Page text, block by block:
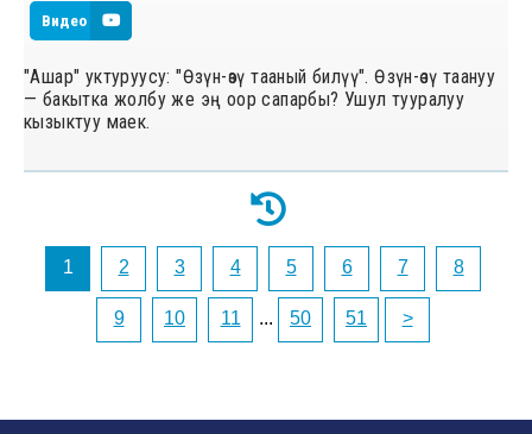
Видео
"Ашар" уктуруусу: "Өзүн-өзү тааный билүү". Өзүн-өзү таануу
— бакытка жолбу же эң оор сапарбы? Ушул тууралуу
кызыктуу маек.
1 2 3 4 5 6 7 8
9 10 11 ... 50 51 >